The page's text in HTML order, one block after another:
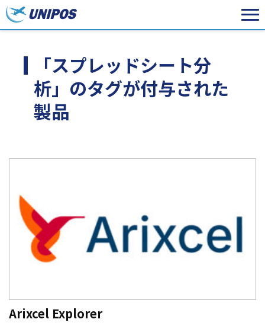
「スプレッドシート分
析」のタグが付与された
製品
Arixcel Explorer